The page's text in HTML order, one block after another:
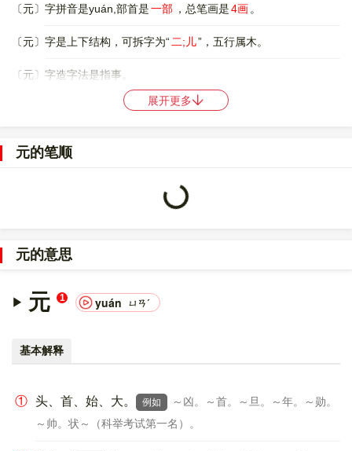
〔元〕字拼音是yuán,部首是一部 ，总笔画是4画 。
〔元〕字是上下结构，可拆字为“ 二;儿”，五行属木。
〔元〕字造字法是指事。
MMU，五笔是FQB，四角号码是
〔元〕字的UNICODE是
00005143，UTF-8：E5 85 83。
〔元〕字的异体字是
展开更多
元的笔顺
Loading...
元的意思
元 1 yuán ㄩㄢˊ
基本解释
① 头、首、始、大。 例如
～凶。～首。～旦。～年。～勋。
～帅。状～（科举考试第一名）。